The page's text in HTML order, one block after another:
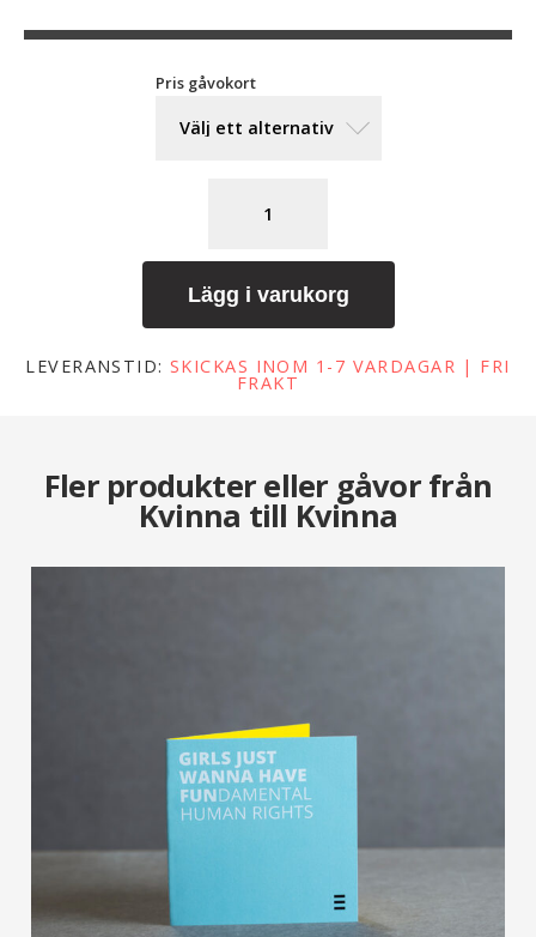
Pris gåvokort
Lägg i varukorg
LEVERANSTID:SKICKAS INOM 1-7 VARDAGAR | FRI
FRAKT
Fler produkter eller gåvor från
Kvinna till Kvinna